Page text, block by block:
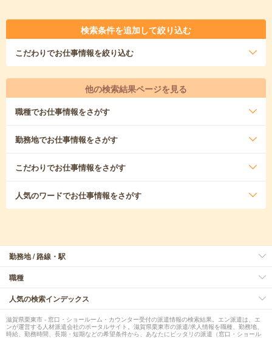
検索条件を追加して絞り込む
こだわりでお仕事情報を絞り込む
他の検索結果ページを見る
職種でお仕事情報をさがす
勤務地でお仕事情報をさがす
こだわりでお仕事情報をさがす
人気のワードでお仕事情報をさがす
勤務地 / 路線・駅
職種
人気の検索インデックス
滋賀県栗東市 - 窓口・ショールーム・カウンター受付の派遣情報の検索結果。エン派遣は、エ
ンが運営する人材派遣会社のポータルサイト。滋賀県栗東市の派遣/求人情報を職種、勤務地、
時給、勤務時間、長期・短期などの希望条件から、あなたにピッタリの派遣（窓口・ショール